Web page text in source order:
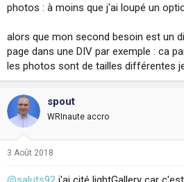
photos : à moins que j'ai loupé un
alors que mon second besoin est un
page dans une DIV par exemple : ca
les photos sont de tailles différentes
spout
WRInaute accro
3 Août 2018